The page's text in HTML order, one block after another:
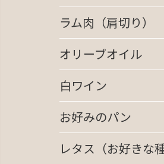
ラム肉（肩切り）
オリーブオイル
白ワイン
お好みのパン
レタス（お好きな